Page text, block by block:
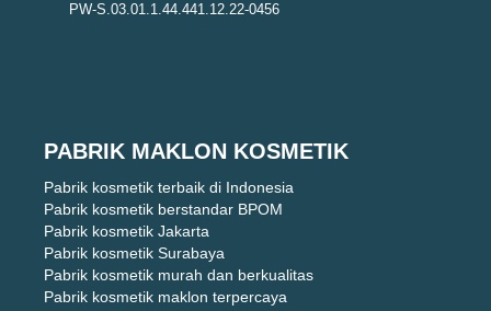
PW-S.03.01.1.44.441.12.22-0456
PABRIK MAKLON KOSMETIK
Pabrik kosmetik terbaik di Indonesia
Pabrik kosmetik berstandar BPOM
Pabrik kosmetik Jakarta
Pabrik kosmetik Surabaya
Pabrik kosmetik murah dan berkualitas
Pabrik kosmetik maklon terpercaya